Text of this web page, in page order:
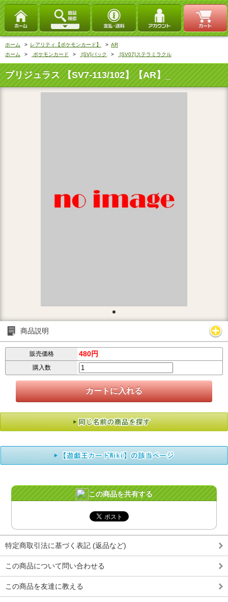
ホーム > レアリティ【ポケモンカード】 > AR
ホーム
> ポケモンカード > [SV]パック > [SV07]ステラミラクル
ブリジュラス 【SV7-113/102】【AR】_
商品説明
販売価格 480円
購入数
この商品を共有する
特定商取引法に基づく表記 (返品など)
この商品について問い合わせる
この商品を友達に教える